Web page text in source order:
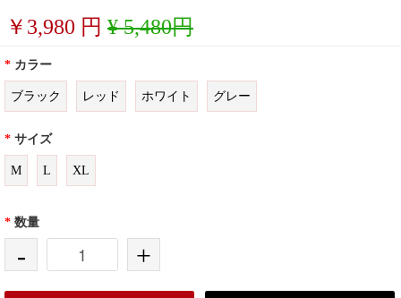
￥ 3,980 円 ¥ 5,480円
* カラー
ブラック レッド ホワイト グレー
* サイズ
M L XL
* 数量
- +